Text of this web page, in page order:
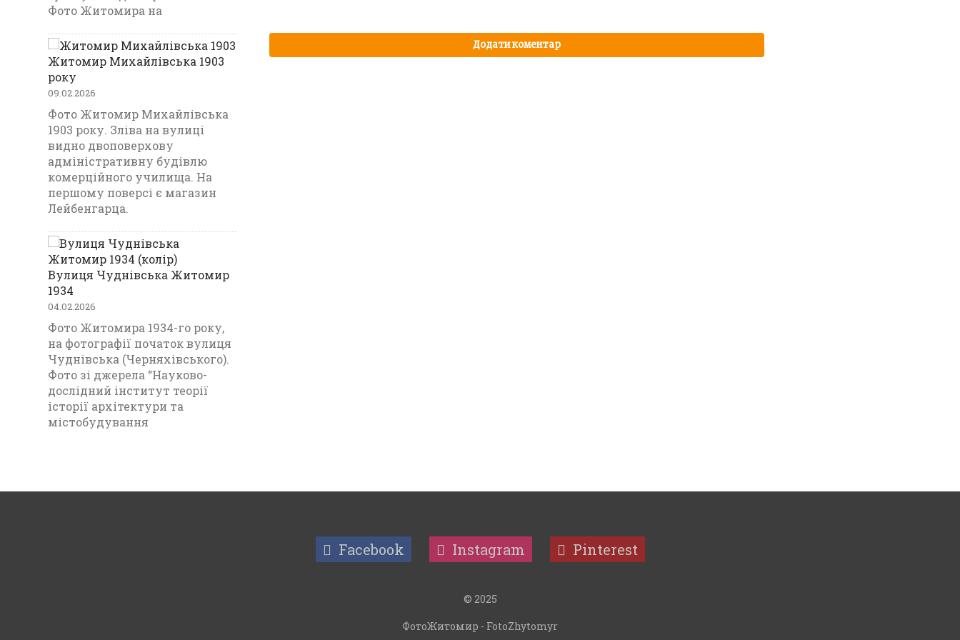
Фото Житомира на
Житомир Михайлівська 1903
року
09.02.2026
Фото Житомир Михайлівська
1903 року. Зліва на вулиці
видно двоповерхову
адміністративну будівлю
комерційного училища. На
першому поверсі є магазин
Лейбенгарца.
Вулиця Чуднівська Житомир
1934
04.02.2026
Фото Житомира 1934-го року,
на фотографії початок вулиця
Чуднівська (Черняхівського).
Фото зі джерела “Науково-
дослідний інститут теорії
історії архітектури та
містобудування
Facebook Instagram Pinterest
© 2025
ФотоЖитомир - FotoZhytomyr